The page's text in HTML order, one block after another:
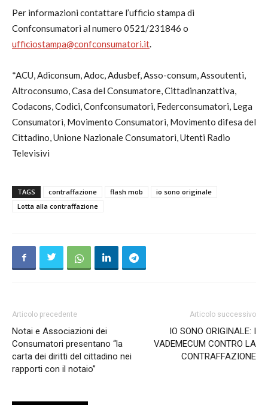
Per informazioni contattare l’ufficio stampa di
Confconsumatori al numero 0521/231846 o
ufficiostampa@confconsumatori.it.
*ACU, Adiconsum, Adoc, Adusbef, Asso-consum, Assoutenti,
Altroconsumo, Casa del Consumatore, Cittadinanzattiva,
Codacons, Codici, Confconsumatori, Federconsumatori, Lega
Consumatori, Movimento Consumatori, Movimento difesa del
Cittadino, Unione Nazionale Consumatori, Utenti Radio
Televisivi
TAGS contraffazione flash mob
io sono originale
Lotta alla contraffazione
Articolo precedente
Notai e Associazioni dei
Consumatori presentano “la
carta dei diritti del cittadino nei
rapporti con il notaio”
Articolo successivo
IO SONO ORIGINALE: I
VADEMECUM CONTRO LA
CONTRAFFAZIONE